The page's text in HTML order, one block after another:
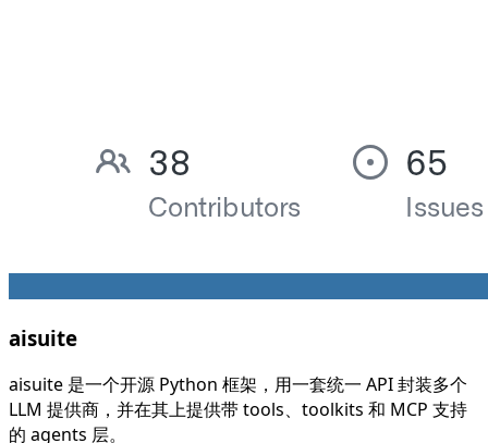
aisuite
aisuite 是一个开源 Python 框架，用一套统一 API 封装多个
LLM 提供商，并在其上提供带 tools、toolkits 和 MCP 支持
的 agents 层。